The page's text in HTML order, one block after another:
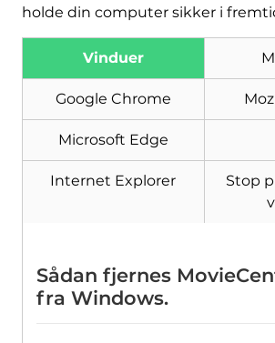
holde din computer sikker i
Vinduer
Google Chrome
Microsoft Edge
Internet Explorer
Stop
Sådan fjernes
fra Windows.